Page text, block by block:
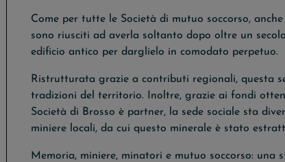
Come per tutte le Società di mutuo soccorso,
sono riusciti ad averla soltanto dopo oltre un
edificio antico per darglielo in comodato perpetuo.
Ristrutturata grazie a contributi regionali, questa
tradizioni del territorio. Inoltre, grazie ai fondi
Società di Brosso è partner, la sede sociale sta
miniere locali, da cui questo minerale è stato
Memoria, miniere, minatori e mutuo soccorso: